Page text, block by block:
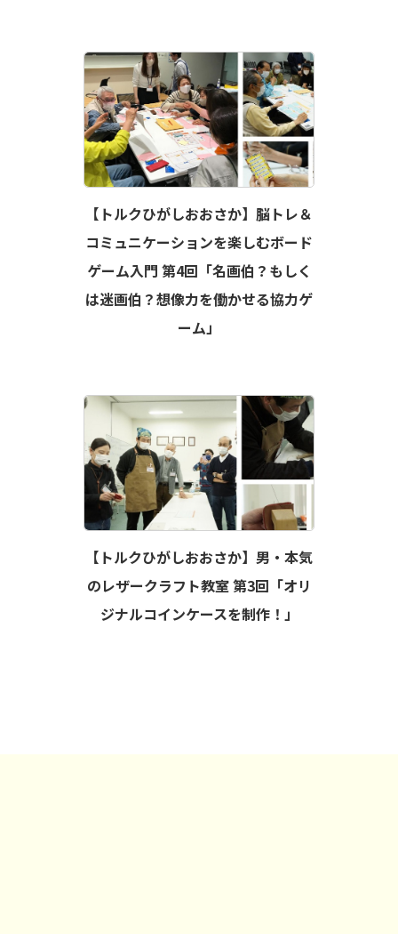
【トルクひがしおおさか】脳トレ＆
コミュニケーションを楽しむボード
ゲーム入門 第4回「名画伯？もしく
は迷画伯？想像力を働かせる協力ゲ
ーム」
【トルクひがしおおさか】男・本気
のレザークラフト教室 第3回「オリ
ジナルコインケースを制作！」